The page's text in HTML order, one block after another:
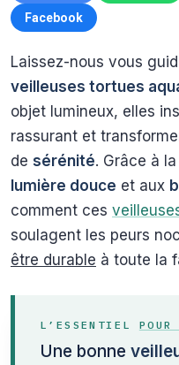
Facebook
Laissez-nous vous
veilleuses tortues
objet lumineux, elles
rassurant et
de sérénité. Grâce à
lumière douce et aux
comment ces
soulagent les peurs
être durable à toute la
L’ESSENTIEL
Une bonne